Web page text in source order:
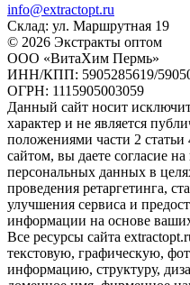
info@extractopt.ru
Склад: ул. Маршрутная 19
© 2026 Экстракты оптом
ООО «ВитаХим Пермь»
ИНН/КПП: 5905285619/
ОГРН: 1115905003059
Данный сайт носит
характер и не является
положениями части 2
сайтом, вы даете согласие
персональных данных в
проведения ретаргетинга,
улучшения сервиса и
информации на основе
Все ресурсы сайта
текстовую, графическую,
информацию, структуру,